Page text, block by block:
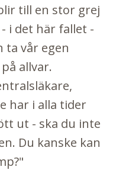
till en stor grej
i det här fallet -
ta vår egen
allvar.
har i alla tider
ut - ska du inte
Du kanske kan